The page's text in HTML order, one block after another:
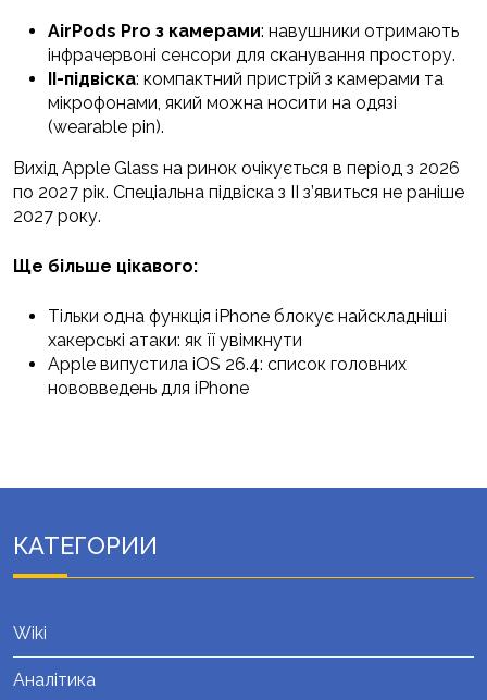
AirPods Pro з камерами: навушники отримають
інфрачервоні сенсори для сканування простору.
ІІ-підвіска: компактний пристрій з камерами та
мікрофонами, який можна носити на одязі
(wearable pin).
Вихід Apple Glass на ринок очікується в період з 2026
по 2027 рік. Спеціальна підвіска з ІІ з’явиться не раніше
2027 року.
Ще більше цікавого:
Тільки одна функція iPhone блокує найскладніші
хакерські атаки: як її увімкнути
Apple випустила iOS 26.4: список головних
нововведень для iPhone
КАТЕГОРИИ
Wiki
Аналітика